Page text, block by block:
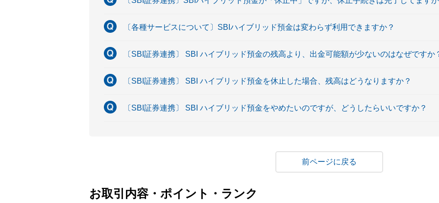
〔各種サービスについて〕SBIハイブリッド預金は変わらず利用できますか？
〔SBI証券連携〕 SBI ハイブリッド預金の残高より、出金可能額が少ないのはなぜですか
〔SBI証券連携〕 SBI ハイブリッド預金を休止した場合、残高はどうなりますか？
〔SBI証券連携〕 SBI ハイブリッド預金をやめたいのですが、どうしたらいいですか？
戻る
お取引内容・ポイント・ランク